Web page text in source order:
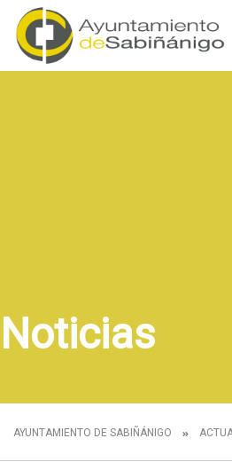
Noticias
AYUNTAMIENTO DE SABIÑÁNIGO